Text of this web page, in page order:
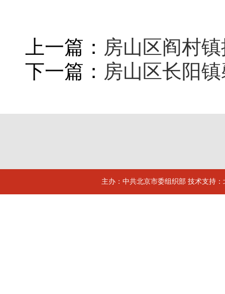
上一篇： 房山区阎村
下一篇： 房山区长阳
主办：中共北京市委组织部 技术支持